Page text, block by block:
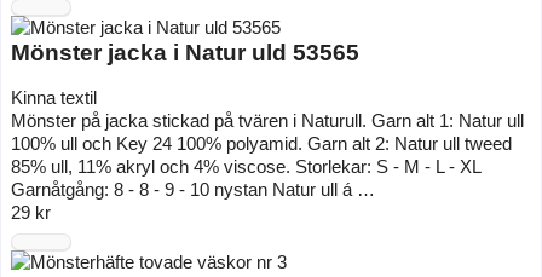
Mönster jacka i Natur uld 53565
Kinna textil
Mönster på jacka stickad på tvären i Naturull. Garn alt 1: Natur ull
100% ull och Key 24 100% polyamid. Garn alt 2: Natur ull tweed
85% ull, 11% akryl och 4% viscose. Storlekar: S - M - L - XL
Garnåtgång: 8 - 8 - 9 - 10 nystan Natur ull á …
29 kr